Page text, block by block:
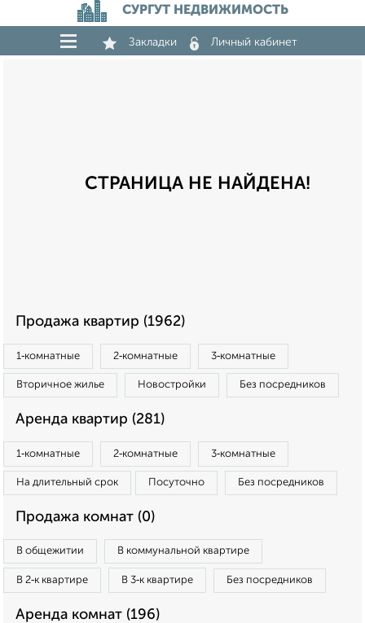
СУРГУТ НЕДВИЖИМОСТЬ
Закладки Личный кабинет
СТРАНИЦА НЕ НАЙДЕНА!
Продажа квартир (1962)
1‑комнатные 2‑комнатные 3‑комнатные
Вторичное жилье Новостройки Без посредников
Аренда квартир (281)
1‑комнатные 2‑комнатные 3‑комнатные
На длительный срок Посуточно Без посредников
Продажа комнат (0)
В общежитии В коммунальной квартире
В 2‑к квартире В 3‑к квартире Без посредников
Аренда комнат (196)